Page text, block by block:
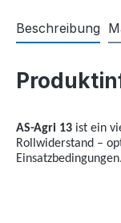
Beschreibung
AS-Agri 13 ist ein
Rollwiderstand –
Einsatzbedingungen.